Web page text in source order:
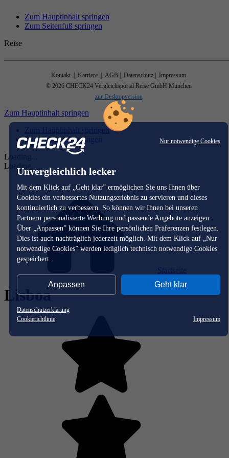
Nur notwendige Cookies
Unvergleichlich lecker
Mit dem Klick auf „Geht klar” ermöglichen Sie uns Ihnen über
Cookies ein verbessertes Nutzungserlebnis zu servieren und dieses
kontinuierlich zu verbessern. So können wir Ihnen bei unseren
Partnern personalisierte Werbung und passende Angebote anzeigen.
Über „Anpassen” können Sie Ihre persönlichen Präferenzen festlegen.
Dies ist auch nachträglich jederzeit möglich. Mit dem Klick auf „Nur
notwendige Cookies” werden lediglich technisch notwendige Cookies
gespeichert.
Anpassen Geht klar
Datenschutzerklärung
Cookierichtlinie
Impressum
Zum Hauptinhalt springen
Zum Seitenfuß springen
Reise
Kontakt | Karriere | AGB | Datenschutz
| Impressum
© 2026 CHECK24 Vergleichsportal Reise GmbH München
zur Desktopversion
Zum Hauptinhalt springen
Zum Hauptinhalt springen
Zum Seitenfuß springen
Loading...
Loading...
Lisboa